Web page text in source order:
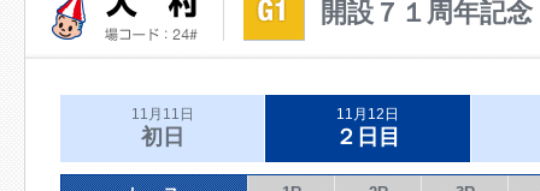
開設７１周年記
11月11日
初日
11月12日
２日目